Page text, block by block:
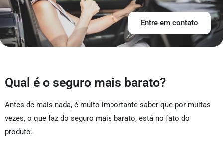
Entre em contato
Qual é o seguro mais barato?
Antes de mais nada, é muito importante saber que por muitas
vezes, o que faz do seguro mais barato, está no fato do
produto.